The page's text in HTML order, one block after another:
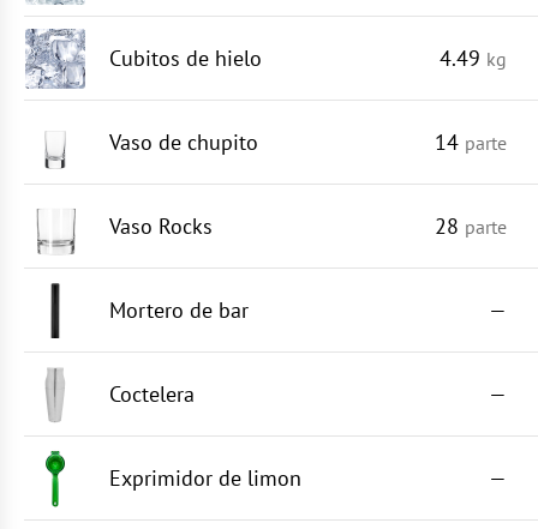
Cubitos de hielo 4.49 kg
Vaso de chupito 14 parte
Vaso Rocks 28 parte
Mortero de bar —
Coctelera —
Exprimidor de limon —